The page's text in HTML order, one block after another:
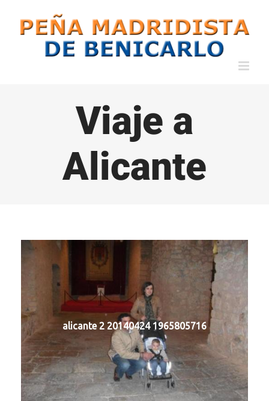
contenido
Viaje a
Alicante
alicante 2 20140424 1965805716